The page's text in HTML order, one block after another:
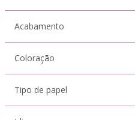
Acabamento
Coloração
Tipo de papel